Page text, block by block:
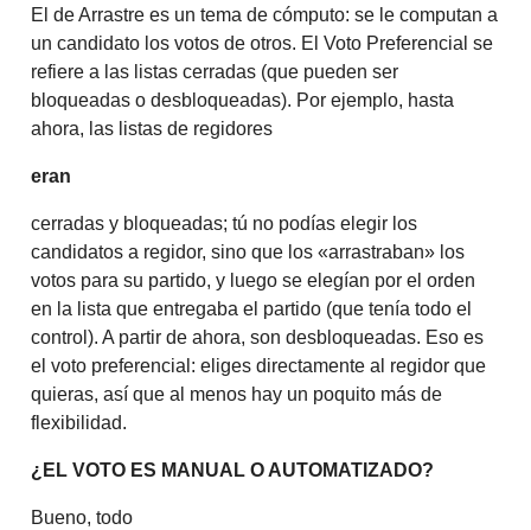
El de Arrastre es un tema de cómputo: se le computan a
un candidato los votos de otros. El Voto Preferencial se
refiere a las listas cerradas (que pueden ser
bloqueadas o desbloqueadas). Por ejemplo, hasta
ahora, las listas de regidores
eran
cerradas y bloqueadas; tú no podías elegir los
candidatos a regidor, sino que los «arrastraban» los
votos para su partido, y luego se elegían por el orden
en la lista que entregaba el partido (que tenía todo el
control). A partir de ahora, son desbloqueadas. Eso es
el voto preferencial: eliges directamente al regidor que
quieras, así que al menos hay un poquito más de
flexibilidad.
¿EL VOTO ES MANUAL O AUTOMATIZADO?
Bueno, todo